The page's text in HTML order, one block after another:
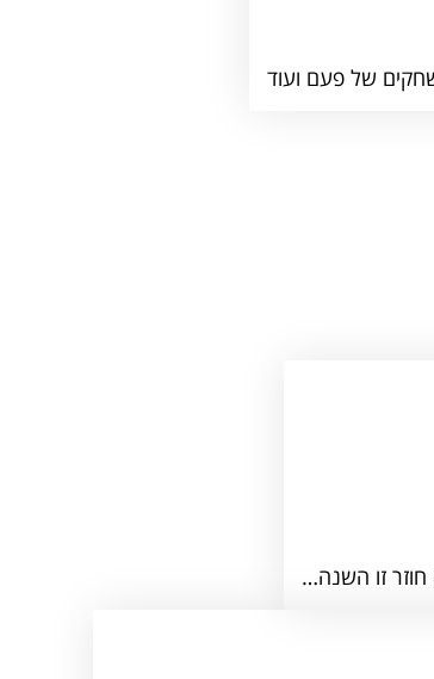
של פעם ועוד
זו השנה…